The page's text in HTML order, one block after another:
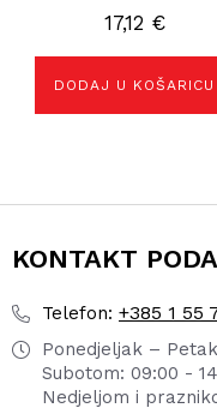
17,12 €
DODAJ U KOŠARICU
KONTAKT
Telefon: +385 1 55
Ponedjeljak –
Subotom: 09:00 -
Nedjeljom i